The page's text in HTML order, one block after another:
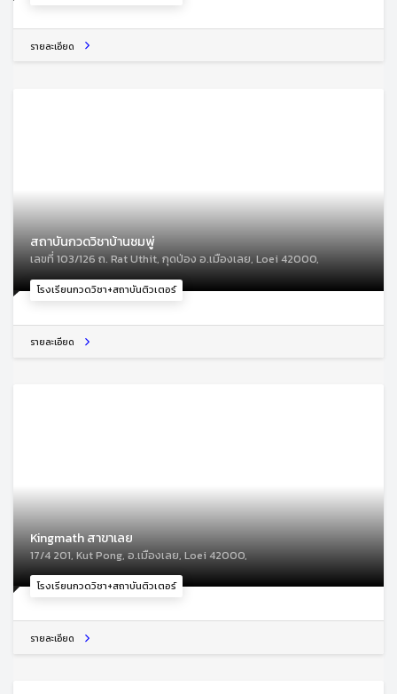
รายละเอียด
โรงเรียนกวดวิชา+สถาบันติวเตอร์
สถาบันกวดวิชาบ้านชมพู่
เลขที่ 103/126 ถ. Rat Uthit, กุดป่อง อ.เมืองเลย, Loei 42000,
รายละเอียด
โรงเรียนกวดวิชา+สถาบันติวเตอร์
Kingmath สาขาเลย
17/4 201, Kut Pong, อ.เมืองเลย, Loei 42000,
รายละเอียด